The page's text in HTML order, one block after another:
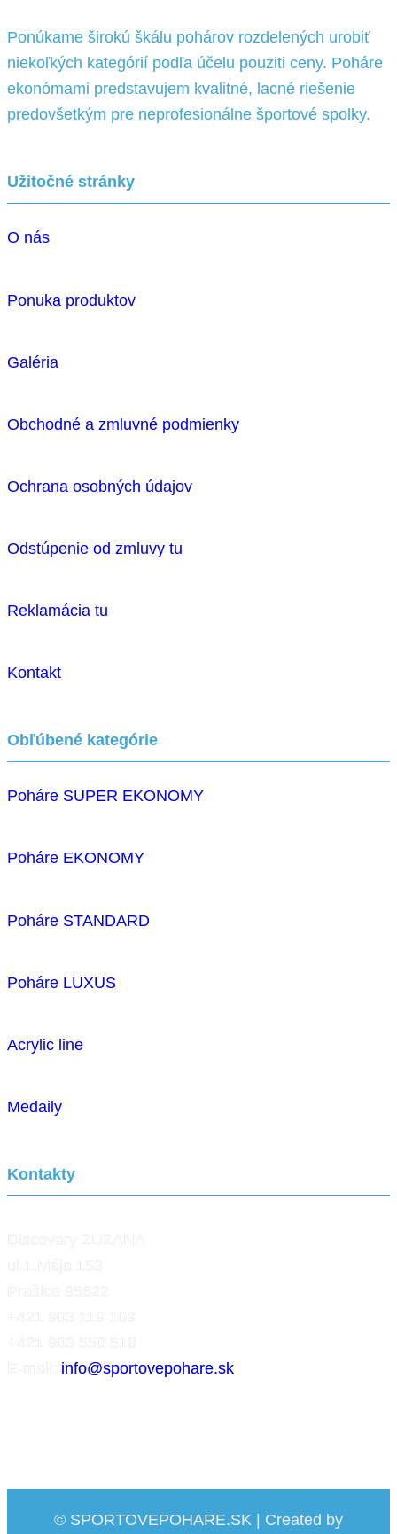
Ponúkame širokú škálu pohárov rozdelených urobiť
niekoľkých kategórií podľa účelu pouziti ceny. Poháre
ekonómami predstavujem kvalitné, lacné riešenie
predovšetkým pre neprofesionálne športové spolky.
Užitočné stránky
O nás
Ponuka produktov
Galéria
Obchodné a zmluvné podmienky
Ochrana osobných údajov
Odstúpenie od zmluvy tu
Reklamácia tu
Kontakt
Obľúbené kategórie
Poháre SUPER EKONOMY
Poháre EKONOMY
Poháre STANDARD
Poháre LUXUS
Acrylic line
Medaily
Kontakty
info@sportovepohare.sk
© SPORTOVEPOHARE.SK | Created by